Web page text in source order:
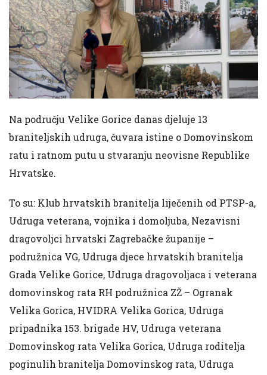
Na području Velike Gorice danas djeluje 13
braniteljskih udruga, čuvara istine o Domovinskom
ratu i ratnom putu u stvaranju neovisne Republike
Hrvatske.
To su: Klub hrvatskih branitelja liječenih od PTSP-a,
Udruga veterana, vojnika i domoljuba, Nezavisni
dragovoljci hrvatski Zagrebačke županije –
podružnica VG, Udruga djece hrvatskih branitelja
Grada Velike Gorice, Udruga dragovoljaca i veterana
domovinskog rata RH podružnica ZŽ – Ogranak
Velika Gorica, HVIDRA Velika Gorica, Udruga
pripadnika 153. brigade HV, Udruga veterana
Domovinskog rata Velika Gorica, Udruga roditelja
poginulih branitelja Domovinskog rata, Udruga